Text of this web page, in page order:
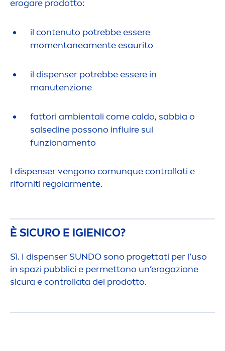
erogare prodotto:
il contenuto potrebbe essere
momentaneamente esaurito
il dispenser potrebbe essere in
manutenzione
fattori ambientali come caldo, sabbia o
salsedine possono influire sul
funzionamento
I dispenser vengono comunque controllati e
riforniti regolarmente.
È SICURO E IGIENICO?
Sì. I dispenserSUNDO sono progettati per l’uso
in spazi pubblici e permettono un’erogazione
sicura e controllata del prodotto.